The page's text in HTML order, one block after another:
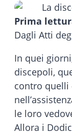
Prima
Dagli Atti
In quei
discepoli,
contro quelli
le loro
Allora i